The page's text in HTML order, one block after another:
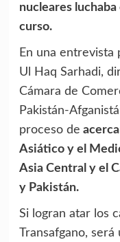
nucleares
curso.
En una entrevista
Ul Haq Sarhadi,
Cámara de
Pakistán-
proceso de
Asiático y el
Asia Central y el
y Pakistán.
Si logran atar los
Transafgano,